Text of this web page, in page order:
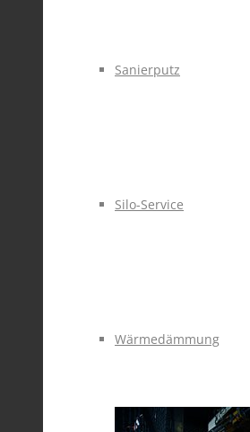
Sanierputz
Silo-Service
Wärmedämmung